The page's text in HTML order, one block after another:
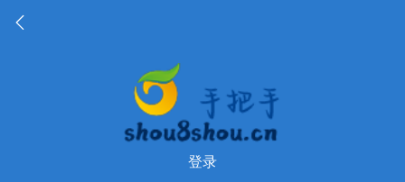
登录